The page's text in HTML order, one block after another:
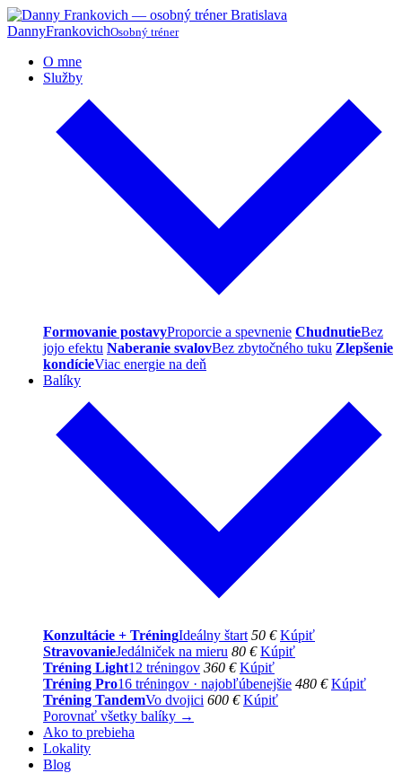
DannyFrankovichOsobný tréner
O mne
Služby
Formovanie postavyProporcie a spevnenie ChudnutieBez
jojo efektu Naberanie svalovBez zbytočného tuku Zlepšenie
kondícieViac energie na deň
Balíky
Konzultácie + TréningIdeálny štart 50 € Kúpiť
StravovanieJedálniček na mieru 80 € Kúpiť
Tréning Light12 tréningov 360 € Kúpiť
Tréning Pro16 tréningov · najobľúbenejšie 480 € Kúpiť
Tréning TandemVo dvojici 600 € Kúpiť
Porovnať všetky balíky →
Ako to prebieha
Lokality
Blog